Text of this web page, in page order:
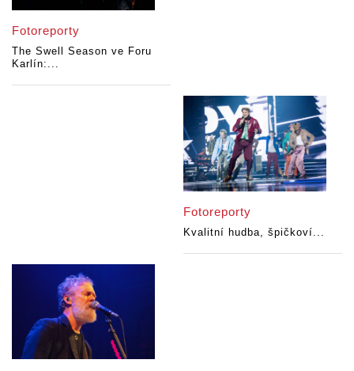
Fotoreporty
The Swell Season ve Foru
Karlín:...
Fotoreporty
Kvalitní hudba, špičkoví...